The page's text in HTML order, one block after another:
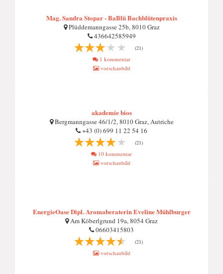
Mag. Sandra Stopar - BaBlü Bachblütenpraxis
Plüddemanngasse 25b, 8010 Graz
436642585949
(21)
1 kommentar
vorschaubild
akademie bios
Bergmanngasse 46/1/2, 8010 Graz, Autriche
+43 (0) 699 11 22 54 16
(21)
10 kommentar
vorschaubild
EnergieOase Dipl. Aromaberaterin Eveline Mühlburger
Am Köberlgrund 19a, 8054 Graz
06603415803
(21)
vorschaubild